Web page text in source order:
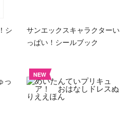
シ
サンエックスキャラクターい
っぱい！シールブック
NEW